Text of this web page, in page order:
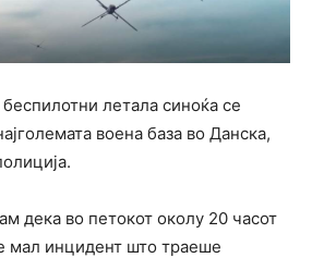
летала синоќа се
воена база во Данска,
дека во петокот околу 20 часот
мал инцидент што траеше